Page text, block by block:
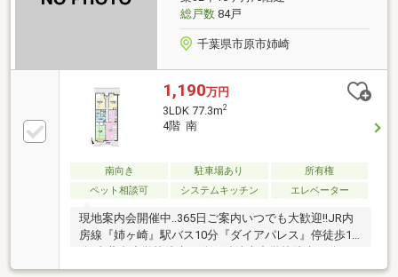
総戸数84戸
千葉県市原市姉崎
1,190万円
3LDK 77.3m2
4階 南
南向き 駐車場あり
所有権
ペット相談可
システムキッチン エレベーター
現地案内会開催中‥365日ご案内いつでも大歓迎!!JR内
房線『姉ヶ崎』駅バス10分『ダイアパレス』停徒歩1